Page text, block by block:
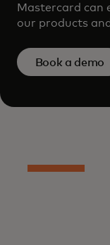
Mastercard can
our products
Book a demo